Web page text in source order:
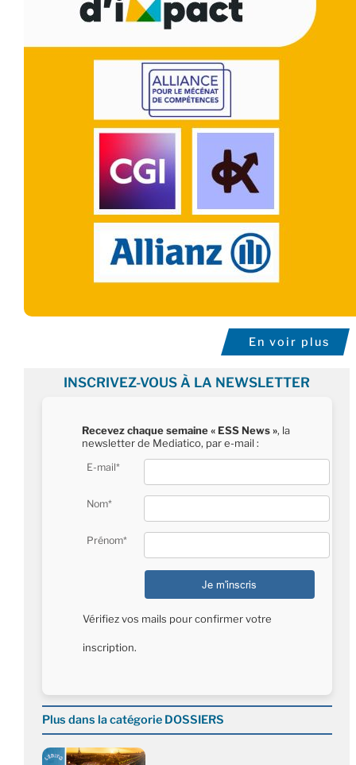
En voir plus
INSCRIVEZ-VOUS À LA NEWSLETTER
Recevez chaque semaine « ESS News », la
newsletter de Mediatico, par e-mail :
E-mail*
Nom*
Prénom*
Vérifiez vos mails pour confirmer votre
inscription.
Plus dans la catégorie DOSSIERS